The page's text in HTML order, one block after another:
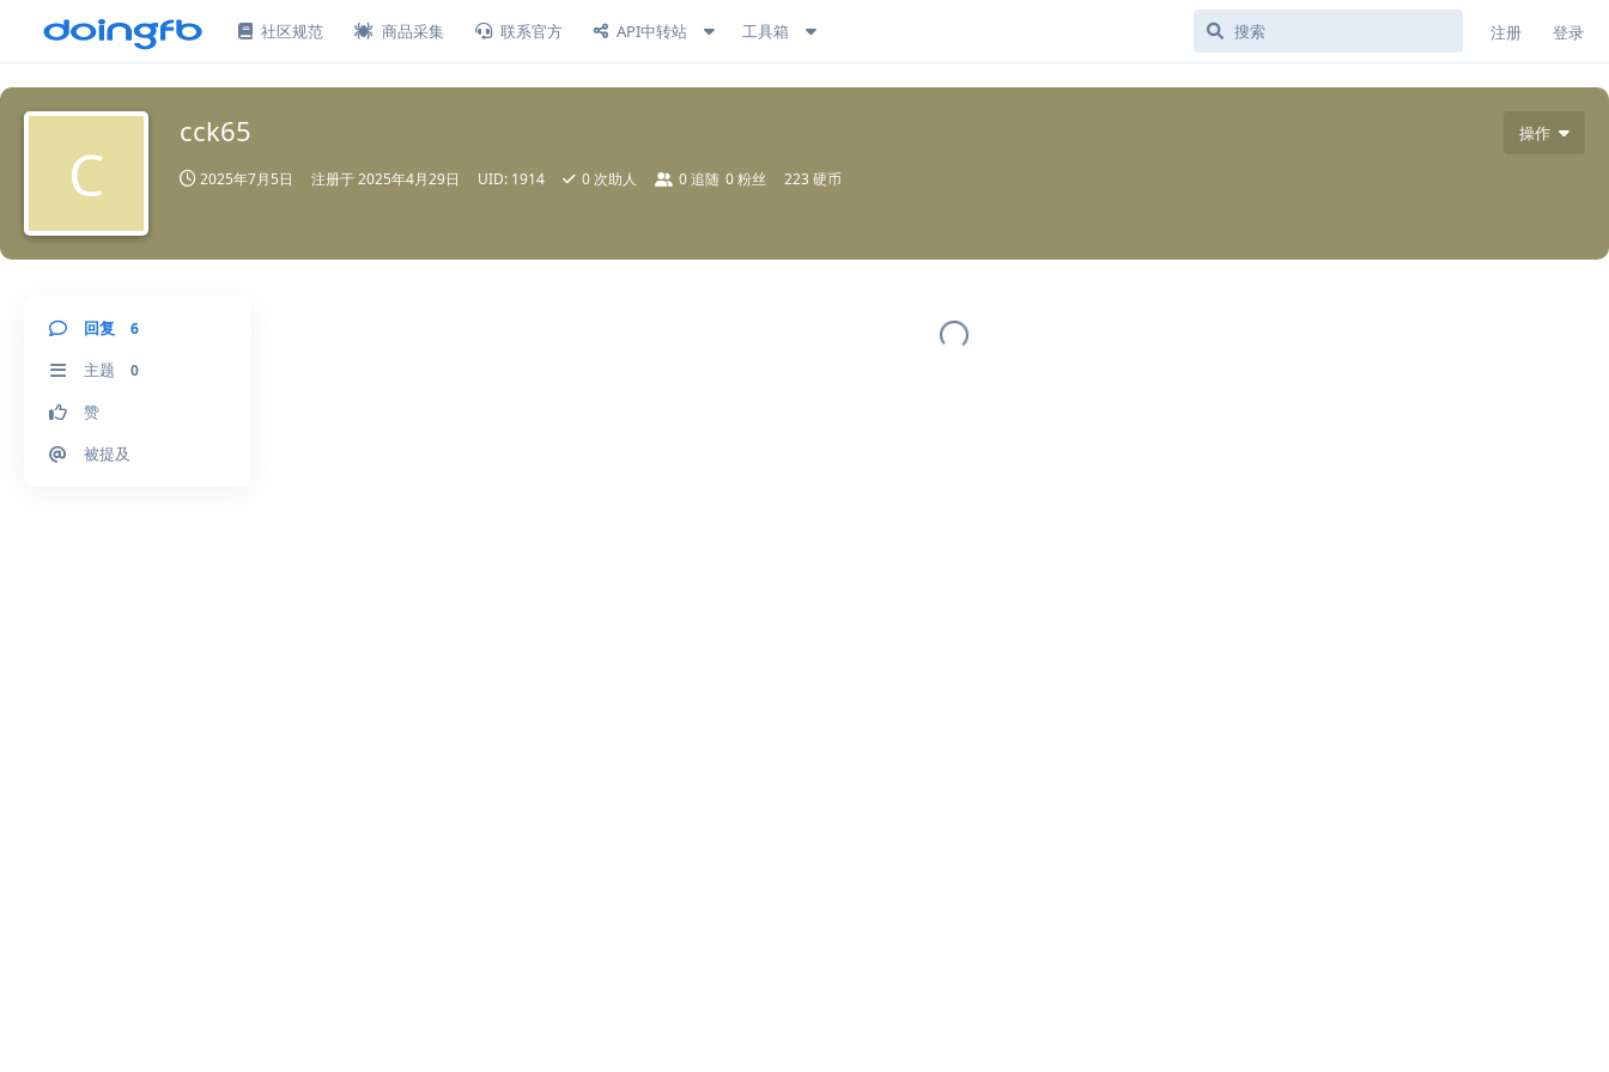
社区规范 商品采集 联系官方 API中转站 工具箱 注册 登录
操作
C
cck65
2025年7月5日 注册于2025年4月29日 UID: 1914 0 次助人 0追随 0粉丝 223 硬币
回复 6
主题 0
赞
被提及